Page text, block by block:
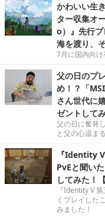
かわいい生
ター収集オ
o）』先行プ
海を渡り、
7月に国内向け
父の日のプ
め！？「
さん世代に
ゼントして
父の日に奮発
と父の心温ま
『Identity
PvEと聞い
してみた！
『Identity V
くプレイした
みました！